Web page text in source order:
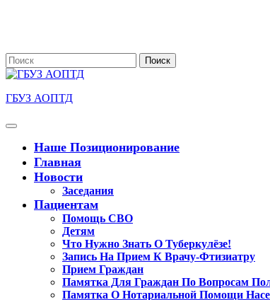
Поиск
по:
ГБУЗ АОПТД
Кнопка
ОткрытьНаше Позиционирование
Главная
Новости
Заседания
Пациентам
Помощь СВО
Детям
Что Нужно Знать О Туберкулёзе!
Запись На Прием К Врачу-Фтизиатру
Прием Граждан
Памятка Для Граждан По Вопросам
Памятка О Нотариальной Помощи